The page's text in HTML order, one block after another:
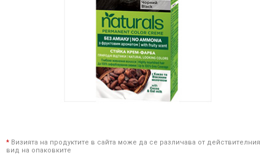
* Визията на продуктите в сайта може да се различава от действителния
вид на опаковките